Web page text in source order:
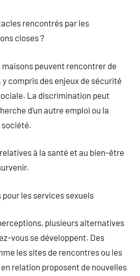
rencontrés par les
closes ?
maisons peuvent rencontrer de
compris des enjeux de sécurité
La discrimination peut
d’un autre emploi ou la
société.
à la santé et au bien-être
les services sexuels
plusieurs alternatives
vous se développent. Des
les sites de rencontres ou les
relation proposent de nouvelles